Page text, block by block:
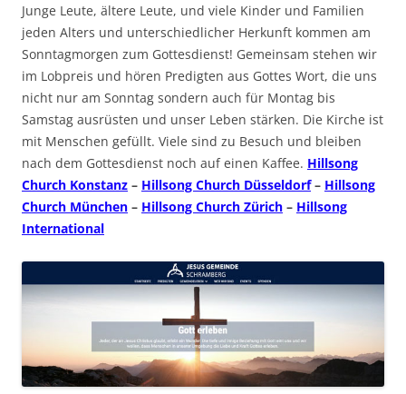
Junge Leute, ältere Leute, und viele Kinder und Familien
jeden Alters und unterschiedlicher Herkunft kommen am
Sonntagmorgen zum Gottesdienst! Gemeinsam stehen wir
im Lobpreis und hören Predigten aus Gottes Wort, die uns
nicht nur am Sonntag sondern auch für Montag bis
Samstag ausrüsten und unser Leben stärken. Die Kirche ist
mit Menschen gefüllt. Viele sind zu Besuch und bleiben
nach dem Gottesdienst noch auf einen Kaffee. Hillsong
Church Konstanz – Hillsong Church Düsseldorf– Hillsong
Church München – Hillsong Church Zürich – Hillsong
International